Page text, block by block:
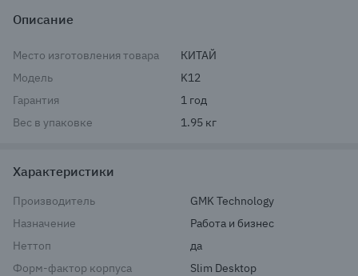
Описание
Место изготовления товара
КИТАЙ
Модель
K12
Гарантия
1 год
Вес в упаковке
1.95 кг
Характеристики
Производитель
GMK Technology
Назначение
Работа и бизнес
Неттоп
да
Форм-фактор корпуса
Slim Desktop